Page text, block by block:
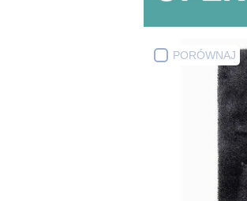
PORÓWNAJ